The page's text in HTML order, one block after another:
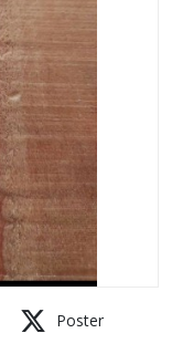
Poster